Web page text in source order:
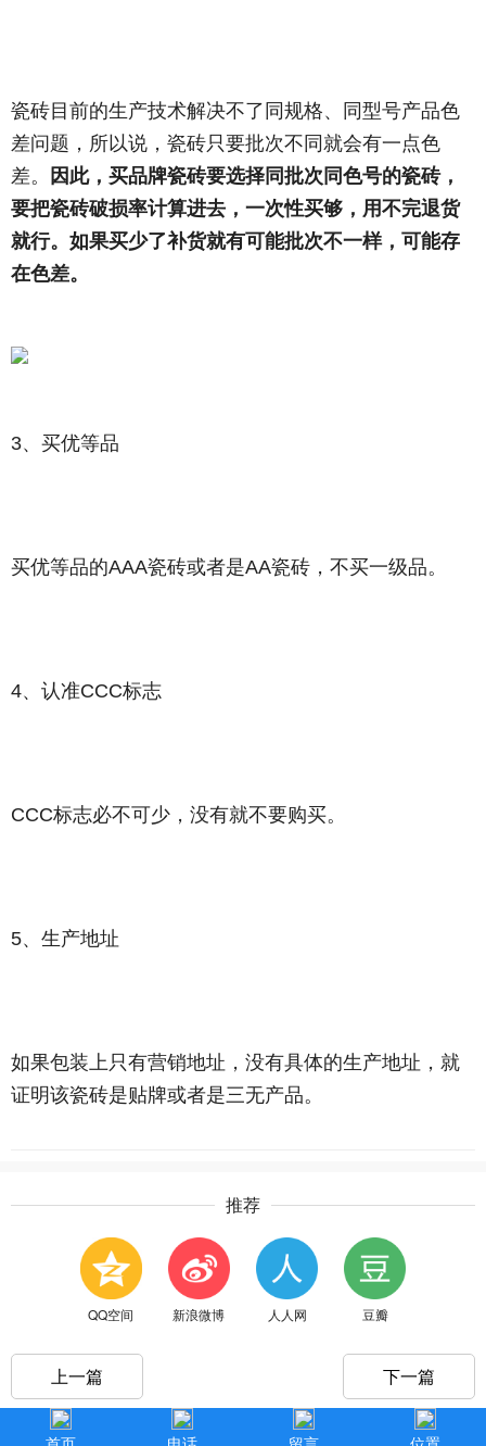
瓷砖目前的生产技术解决不了同规格、同型号产品色
差问题，所以说，瓷砖只要批次不同就会有一点色
差。
因此，买品牌瓷砖要选择同批次同色号的瓷砖，
要把瓷砖破损率计算进去，一次性买够，用不完退货
就行。如果买少了补货就有可能批次不一样，可能存
在色差。
3、买优等品
买优等品的AAA瓷砖或者是AA瓷砖，不买一级品。
4、认准CCC标志
CCC标志必不可少，没有就不要购买。
5、生产地址
如果包装上只有营销地址，没有具体的生产地址，就
证明该瓷砖是贴牌或者是三无产品。
推荐
QQ空间 新浪微博 人人网 豆瓣
上一篇 下一篇